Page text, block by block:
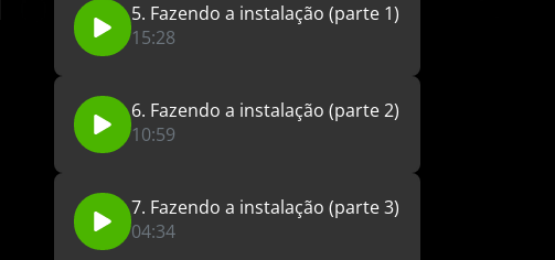
5. Fazendo a instalação (parte 1)
15:28
6. Fazendo a instalação (parte 2)
10:59
7. Fazendo a instalação (parte 3)
04:34